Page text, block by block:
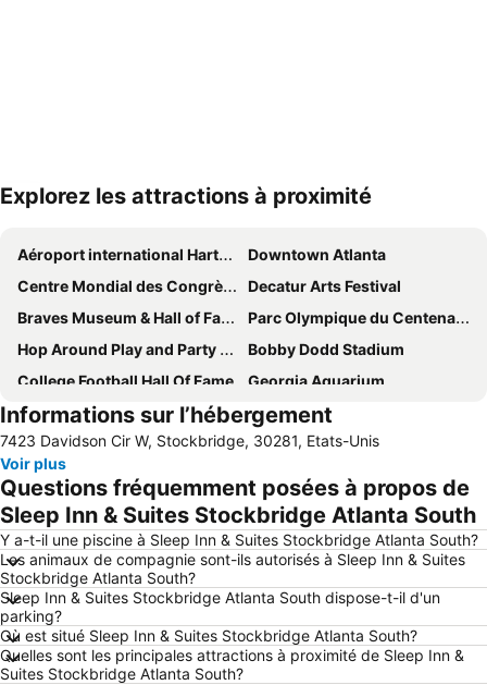
Explorez les attractions à proximité
Aéroport international Hartsfield-Jackson d'Atlanta
Downtown Atlanta
Centre Mondial des Congrès de Géorgie
Decatur Arts Festival
Braves Museum & Hall of FameTurner Field Tours
Parc Olympique du Centenaire
Hop Around Play and Party Center
Bobby Dodd Stadium
College Football Hall Of Fame
Georgia Aquarium
Peachtree Street
Brookhaven Historic District
Bliss Alanta - Midtown
Lenox Square
Fulton County Airport (Georgia)
Informations sur l’hébergement
7423 Davidson Cir W, Stockbridge, 30281, Etats-Unis
Voir plus
Questions fréquemment posées à propos de
Sleep Inn & Suites Stockbridge Atlanta South
Y a-t-il une piscine à Sleep Inn & Suites Stockbridge Atlanta South?
Les animaux de compagnie sont-ils autorisés à Sleep Inn & Suites
Stockbridge Atlanta South?
Sleep Inn & Suites Stockbridge Atlanta South dispose-t-il d'un
parking?
Où est situé Sleep Inn & Suites Stockbridge Atlanta South?
Quelles sont les principales attractions à proximité de Sleep Inn &
Suites Stockbridge Atlanta South?